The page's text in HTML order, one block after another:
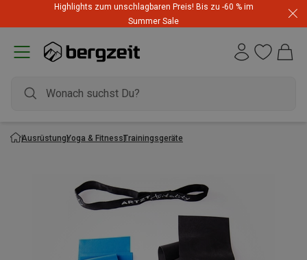
Highlights zum unschlagbaren Preis! Bis zu -60 % im
Summer Sale
AusrüstungYoga & FitnessTrainingsgeräte